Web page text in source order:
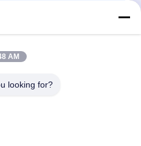
AM
looking for?